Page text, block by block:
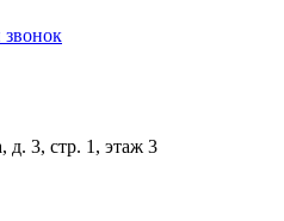
д. 3, стр. 1, этаж 3